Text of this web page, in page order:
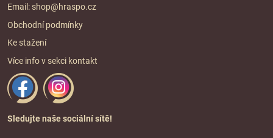
Email: shop@hraspo.cz
Obchodní podmínky
Ke stažení
Více info v sekci kontakt
Sledujte naše sociální sítě!